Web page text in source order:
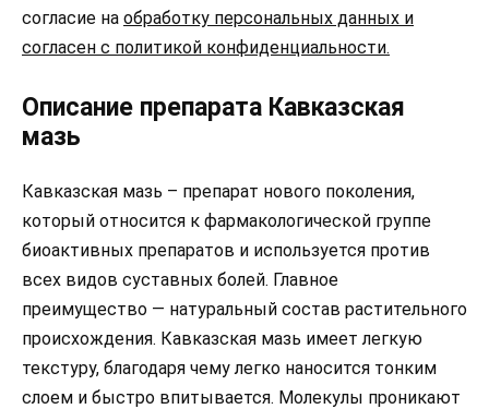
согласие на обработку персональных данных и
согласен с политикой конфиденциальности.
Описание препарата Кавказская
мазь
Кавказская мазь – препарат нового поколения,
который относится к фармакологической группе
биоактивных препаратов и используется против
всех видов суставных болей. Главное
преимущество — натуральный состав растительного
происхождения. Кавказская мазь имеет легкую
текстуру, благодаря чему легко наносится тонким
слоем и быстро впитывается. Молекулы проникают